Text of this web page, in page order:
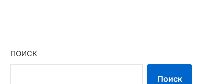
ПОИСК
Поиск